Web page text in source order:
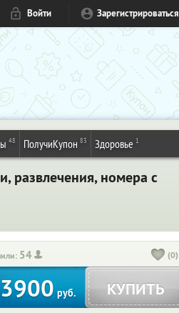
Войти Зарегистрироваться
48 ПолучиКупон 83 Здоровье 1
развлечения, номера с
54 (0)
3900 руб. КУПИТЬ